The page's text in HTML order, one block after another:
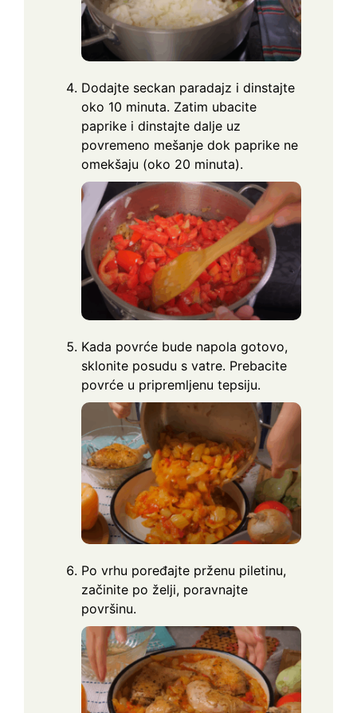
Dodajte seckan paradajz i dinstajte
oko 10 minuta. Zatim ubacite
paprike i dinstajte dalje uz
povremeno mešanje dok paprike ne
omekšaju (oko 20 minuta).
Kada povrće bude napola gotovo,
sklonite posudu s vatre. Prebacite
povrće u pripremljenu tepsiju.
Po vrhu poređajte prženu piletinu,
začinite po želji, poravnajte
površinu.